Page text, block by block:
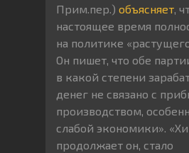
Прим.пер.) объясняет,
настоящее время
на политике
Он пишет, что обе
в какой степени
денег не связано с
производством,
слабой экономики».
продолжает он, стало